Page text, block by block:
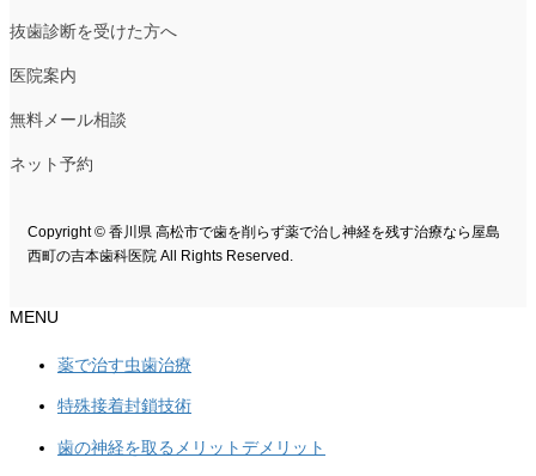
抜歯診断を受けた方へ
医院案内
無料メール相談
ネット予約
Copyright © 香川県 高松市で歯を削らず薬で治し神経を残す治療なら屋島
西町の吉本歯科医院 All Rights Reserved.
MENU
薬で治す虫歯治療
特殊接着封鎖技術
歯の神経を取るメリットデメリット